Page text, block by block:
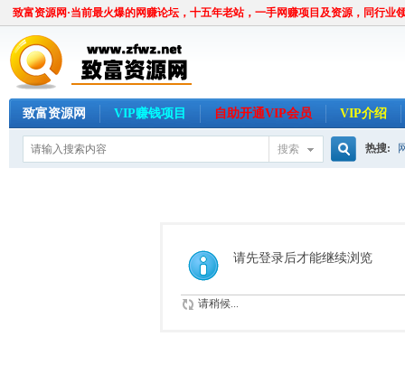
致富资源网·当前最火爆的网赚论坛，十五年老站，一手网赚项目及资源，同行业
致富资源网 VIP赚钱项目 自助开通VIP会员 VIP介绍
搜索
索
热搜:
请先登录后才能继续浏览
请稍候...